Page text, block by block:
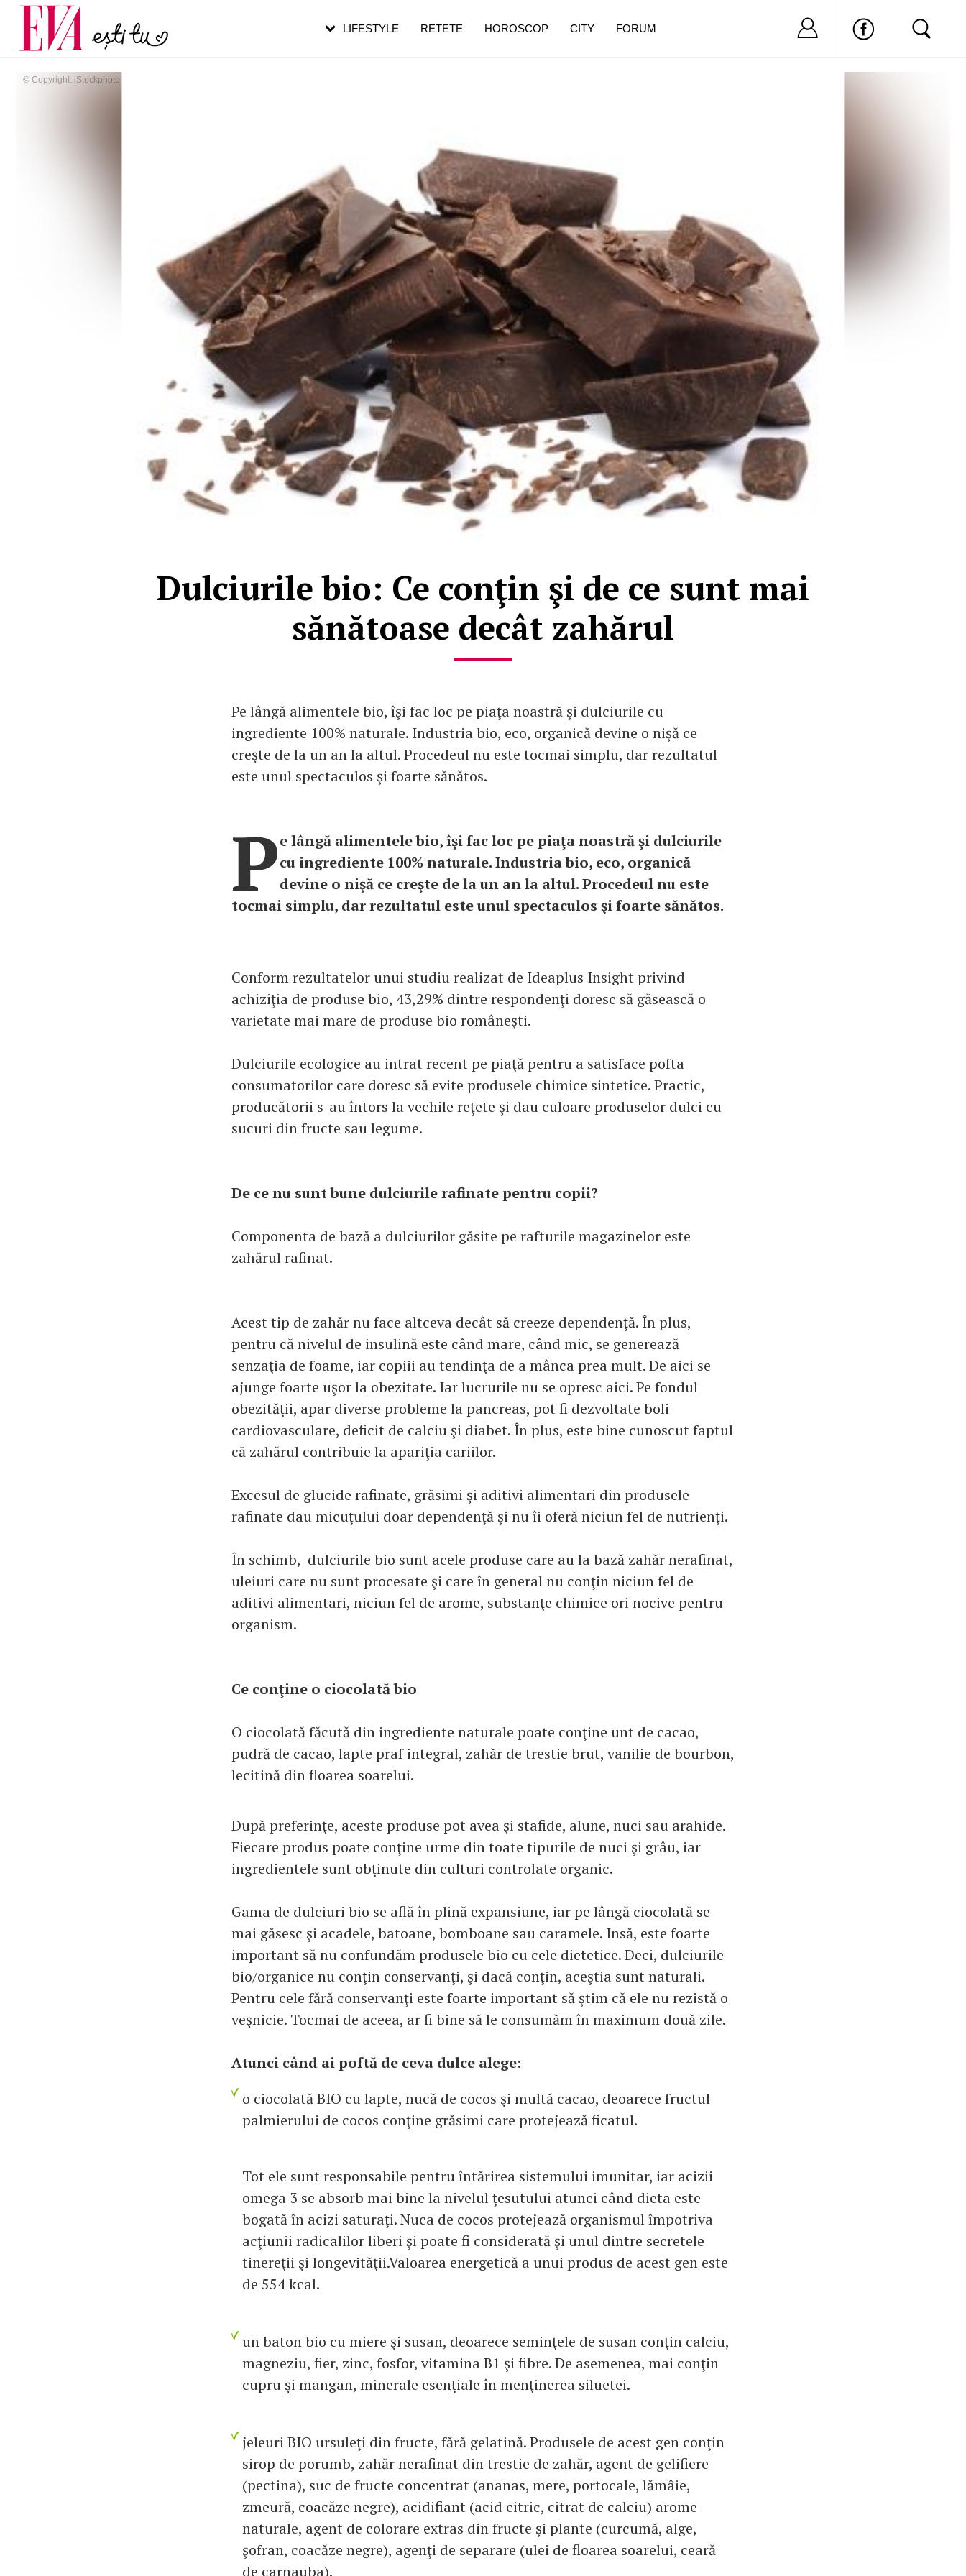
© Copyright: iStockphoto
Dulciurile bio: Ce conţin şi de ce sunt mai
sănătoase decât zahărul
Pe lângă alimentele bio, îşi fac loc pe piaţa noastră şi dulciurile cu
ingrediente 100% naturale. Industria bio, eco, organică devine o nişă ce
creşte de la un an la altul. Procedeul nu este tocmai simplu, dar rezultatul
este unul spectaculos şi foarte sănătos.
Pe lângă alimentele bio, îşi fac loc pe piaţa noastră şi dulciurile
cu ingrediente 100% naturale. Industria bio, eco, organică
devine o nişă ce creşte de la un an la altul. Procedeul nu este
tocmai simplu, dar rezultatul este unul spectaculos şi foarte sănătos.
Conform rezultatelor unui studiu realizat de Ideaplus Insight privind
achiziţia de produse bio, 43,29% dintre respondenţi doresc să găsească o
varietate mai mare de produse bio româneşti.
Dulciurile ecologice au intrat recent pe piaţă pentru a satisface pofta
consumatorilor care doresc să evite produsele chimice sintetice. Practic,
producătorii s-au întors la vechile reţete şi dau culoare produselor dulci cu
sucuri din fructe sau legume.
De ce nu sunt bune dulciurile rafinate pentru copii?
Componenta de bază a dulciurilor găsite pe rafturile magazinelor este
zahărul rafinat.
Acest tip de zahăr nu face altceva decât să creeze dependenţă. În plus,
pentru că nivelul de insulină este când mare, când mic, se generează
senzaţia de foame, iar copiii au tendinţa de a mânca prea mult. De aici se
ajunge foarte uşor la obezitate. Iar lucrurile nu se opresc aici. Pe fondul
obezităţii, apar diverse probleme la pancreas, pot fi dezvoltate boli
cardiovasculare, deficit de calciu şi diabet. În plus, este bine cunoscut faptul
că zahărul contribuie la apariţia cariilor.
Excesul de glucide rafinate, grăsimi şi aditivi alimentari din produsele
rafinate dau micuţului doar dependenţă şi nu îi oferă niciun fel de nutrienţi.
În schimb, dulciurile bio sunt acele produse care au la bază zahăr nerafinat,
uleiuri care nu sunt procesate şi care în general nu conţin niciun fel de
aditivi alimentari, niciun fel de arome, substanţe chimice ori nocive pentru
organism.
Ce conţine o ciocolată bio
O ciocolată făcută din ingrediente naturale poate conţine unt de cacao,
pudră de cacao, lapte praf integral, zahăr de trestie brut, vanilie de bourbon,
lecitină din floarea soarelui.
După preferinţe, aceste produse pot avea şi stafide, alune, nuci sau arahide.
Fiecare produs poate conţine urme din toate tipurile de nuci şi grâu, iar
ingredientele sunt obţinute din culturi controlate organic.
Gama de dulciuri bio se află în plină expansiune, iar pe lângă ciocolată se
mai găsesc şi acadele, batoane, bomboane sau caramele. Insă, este foarte
important să nu confundăm produsele bio cu cele dietetice. Deci, dulciurile
bio/organice nu conţin conservanţi, şi dacă conţin, aceştia sunt naturali.
Pentru cele fără conservanţi este foarte important să ştim că ele nu rezistă o
veşnicie. Tocmai de aceea, ar fi bine să le consumăm în maximum două zile.
Atunci când ai poftă de ceva dulce alege:
o ciocolată BIO cu lapte, nucă de cocos şi multă cacao, deoarece fructul
palmierului de cocos conţine grăsimi care protejează ficatul.
Tot ele sunt responsabile pentru întărirea sistemului imunitar, iar acizii
omega 3 se absorb mai bine la nivelul ţesutului atunci când dieta este
bogată în acizi saturaţi. Nuca de cocos protejează organismul împotriva
acţiunii radicalilor liberi şi poate fi considerată şi unul dintre secretele
tinereţii şi longevităţii.Valoarea energetică a unui produs de acest gen este
de 554 kcal.
un baton bio cu miere şi susan, deoarece seminţele de susan conţin calciu,
magneziu, fier, zinc, fosfor, vitamina B1 şi fibre. De asemenea, mai conţin
cupru şi mangan, minerale esenţiale în menţinerea siluetei.
jeleuri BIO ursuleţi din fructe, fără gelatină. Produsele de acest gen conţin
sirop de porumb, zahăr nerafinat din trestie de zahăr, agent de gelifiere
(pectina), suc de fructe concentrat (ananas, mere, portocale, lămâie,
zmeură, coacăze negre), acidifiant (acid citric, citrat de calciu) arome
naturale, agent de colorare extras din fructe şi plante (curcumă, alge,
şofran, coacăze negre), agenţi de separare (ulei de floarea soarelui, ceară
de carnauba).
LIFESTYLE RETETE HOROSCOP CITY FORUM Nu ai cont?
Carieră
Actualitate
pe măsură ce înaintezi în vârstă